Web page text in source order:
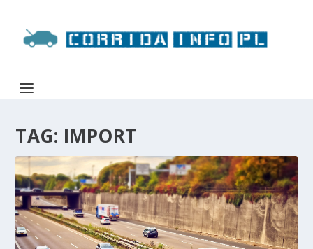
TAG: IMPORT